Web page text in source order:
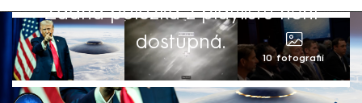
Žádná položka z playlistu není
dostupná.
10 fotografií